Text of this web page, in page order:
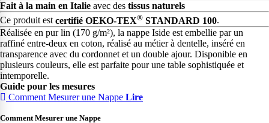
Fait à la main en Italie avec des tissus naturels
Ce produit estcertifié OEKO-TEX® STANDARD 100.
Réalisée en pur lin (170 g/m²), la nappe Iside est embellie par un
raffiné entre-deux en coton, réalisé au métier à dentelle, inséré en
transparence avec du cordonnet et un double ajour. Disponible en
plusieurs couleurs, elle est parfaite pour une table sophistiquée et
intemporelle.
Guide pour les mesures
Comment Mesurer une Nappe Lire
Comment Mesurer une Nappe